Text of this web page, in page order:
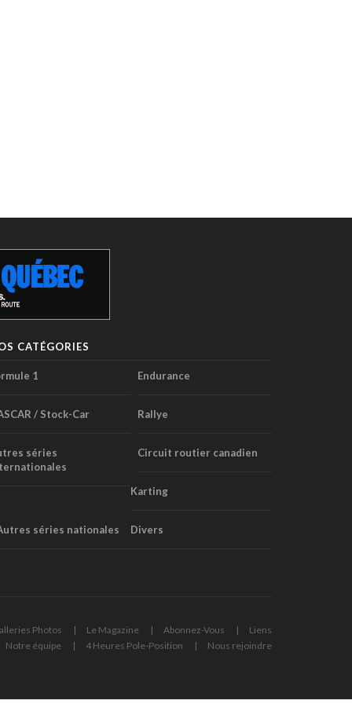
CATÉGORIES
1 Endurance
/ Stock-Car Rallye
séries
Circuit routier canadien
Karting
séries nationales Divers
Photos Le Magazine Abonnez-Vous
Liens
Notre équipe 4 Heures Pole-Position Nous rejoindre